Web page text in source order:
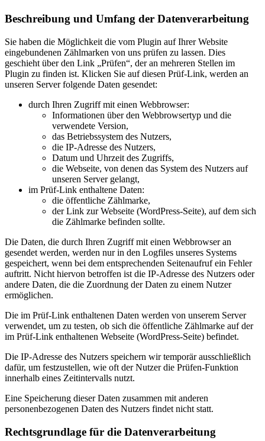
Beschreibung und Umfang der Datenverarbeitung
Sie haben die Möglichkeit die vom Plugin auf Ihrer Website
eingebundenen Zählmarken von uns prüfen zu lassen. Dies
geschieht über den Link „Prüfen“, der an mehreren Stellen im
Plugin zu finden ist. Klicken Sie auf diesen Prüf-Link, werden an
unseren Server folgende Daten gesendet:
durch Ihren Zugriff mit einen Webbrowser:
Informationen über den Webbrowsertyp und die
verwendete Version,
das Betriebssystem des Nutzers,
die IP-Adresse des Nutzers,
Datum und Uhrzeit des Zugriffs,
die Webseite, von denen das System des Nutzers auf
unseren Server gelangt,
im Prüf-Link enthaltene Daten:
die öffentliche Zählmarke,
der Link zur Webseite (WordPress-Seite), auf dem sich
die Zählmarke befinden sollte.
Die Daten, die durch Ihren Zugriff mit einen Webbrowser an
gesendet werden, werden nur in den Logfiles unseres Systems
gespeichert, wenn bei dem entsprechenden Seitenaufruf ein Fehler
auftritt. Nicht hiervon betroffen ist die IP-Adresse des Nutzers oder
andere Daten, die die Zuordnung der Daten zu einem Nutzer
ermöglichen.
Die im Prüf-Link enthaltenen Daten werden von unserem Server
verwendet, um zu testen, ob sich die öffentliche Zählmarke auf der
im Prüf-Link enthaltenen Webseite (WordPress-Seite) befindet.
Die IP-Adresse des Nutzers speichern wir temporär ausschließlich
dafür, um festzustellen, wie oft der Nutzer die Prüfen-Funktion
innerhalb eines Zeitintervalls nutzt.
Eine Speicherung dieser Daten zusammen mit anderen
personenbezogenen Daten des Nutzers findet nicht statt.
Rechtsgrundlage für die Datenverarbeitung